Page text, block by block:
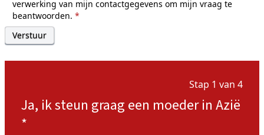
verwerking van mijn contactgegevens om mijn vraag te
beantwoorden. *
Stap 1 van 4
Ja, ik steun graag een moeder in Azië
*